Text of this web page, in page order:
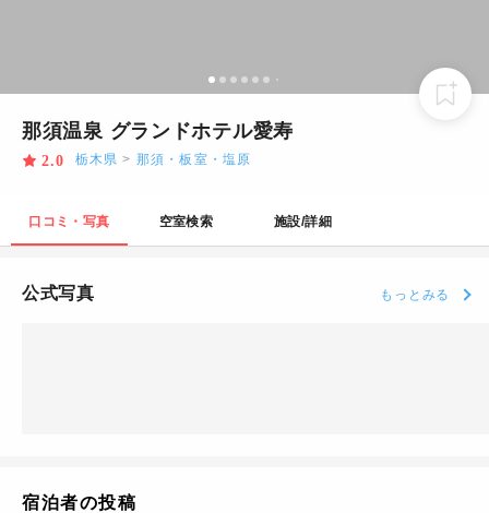
那須温泉 グランドホテル愛寿
2.0 栃木県 > 那須・板室・塩原
口コミ・写真 空室検索 施設/詳細
公式写真 もっとみる
宿泊者の投稿